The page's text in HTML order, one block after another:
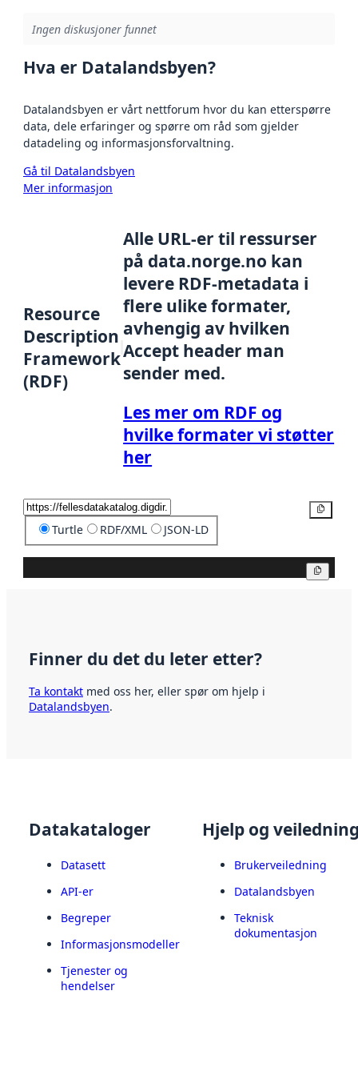
Ingen diskusjoner funnet
Hva er Datalandsbyen?
Datalandsbyen er vårt nettforum hvor du kan etterspørre
data, dele erfaringer og spørre om råd som gjelder
datadeling og informasjonsforvaltning.
Gå til Datalandsbyen
Mer informasjon
Resource
Description
Framework
(RDF)
Alle URL-er til ressurser
på data.norge.no kan
levere RDF-metadata i
flere ulike formater,
avhengig av hvilken
Accept header man
sender med.
Les mer om RDF og
hvilke formater vi støtter
her
Turtle RDF/XML JSON-LD
Finner du det du leter etter?
Ta kontakt med oss her, eller spør om hjelp i
Datalandsbyen.
Datakataloger
Datasett
API-er
Begreper
Informasjonsmodeller
Tjenester og
hendelser
Hjelp og
Brukerveiledning
Datalandsbyen
Teknisk
dokumentasjon